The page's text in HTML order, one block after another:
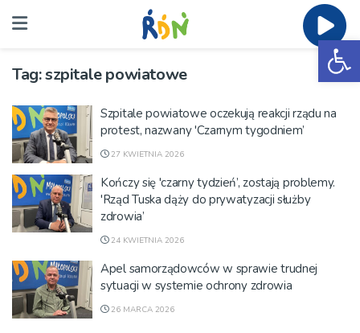
Tag:szpitale powiatowe
Szpitale powiatowe oczekują reakcji rządu na
protest, nazwany 'Czarnym tygodniem’
27 KWIETNIA 2026
Kończy się 'czarny tydzień’, zostają problemy.
'Rząd Tuska dąży do prywatyzacji służby
zdrowia’
24 KWIETNIA 2026
Apel samorządowców w sprawie trudnej
sytuacji w systemie ochrony zdrowia
26 MARCA 2026